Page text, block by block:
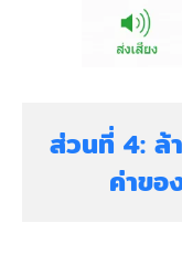
ส่วนที่ 4: ล้
ค่าขอ